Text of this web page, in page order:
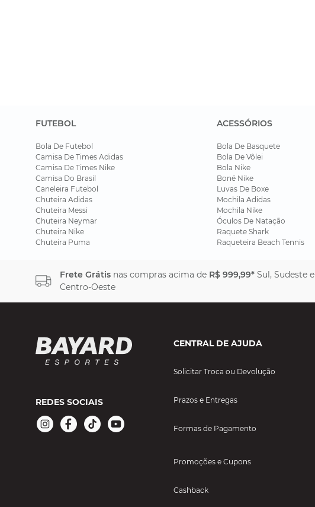
FUTEBOL
Bola De Futebol
Camisa De Times Adidas
Camisa De Times Nike
Camisa Do Brasil
Caneleira Futebol
Chuteira Adidas
Chuteira Messi
Chuteira Neymar
Chuteira Nike
Chuteira Puma
ACESSÓRIOS
Bola De Basquete
Bola De Vôlei
Bola Nike
Boné Nike
Luvas De Boxe
Mochila Adidas
Mochila Nike
Óculos De Natação
Raquete Shark
Raqueteira Beach Tennis
Frete Grátis nas compras acima de R$ 999,99* Sul, Sudeste e
Centro-Oeste
REDES SOCIAIS
CENTRAL DE AJUDA
Solicitar Troca ou Devolução
Prazos e Entregas
Formas de Pagamento
Promoções e Cupons
Cashback